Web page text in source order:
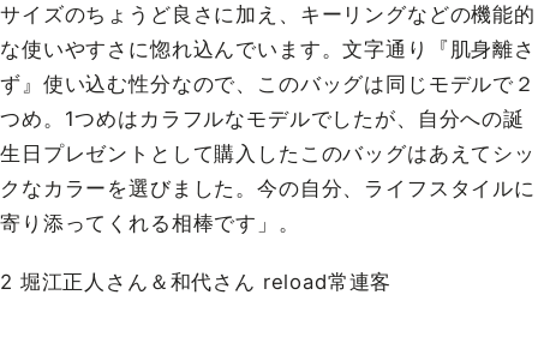
サイズのちょうど良さに加え、キーリングなどの機能的
な使いやすさに惚れ込んでいます。文字通り『肌身離さ
ず』使い込む性分なので、このバッグは同じモデルで２
つめ。1つめはカラフルなモデルでしたが、自分への誕
生日プレゼントとして購入したこのバッグはあえてシッ
クなカラーを選びました。今の自分、ライフスタイルに
寄り添ってくれる相棒です」。
2 堀江正人さん＆和代さん reload常連客